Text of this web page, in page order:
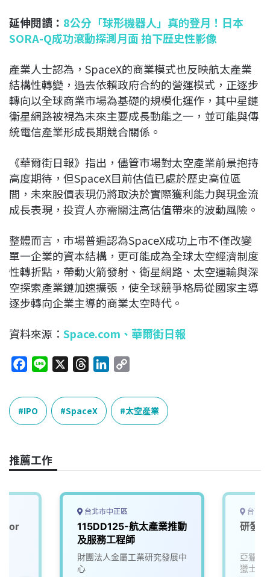
延伸閱讀： 8公分「球形機器人」真的登月！日本
SORA-Q成功滾動探測月面 拍下歷史性影像
產業人士認為，SpaceX的商業模式也反映航太產業
結構性轉變，過去依賴政府合約的營運模式，正逐步
轉向以全球商業市場為基礎的規模化運作，其中星鏈
衛星網路被視為未來主要成長動能之一，並可能與傳
統電信產業形成長期競合關係。
《華爾街日報》指出，儘管市場對太空產業前景抱持
高度期待，但SpaceX目前估值已處於歷史高位區
間，未來股價表現仍將取決於實際獲利能力與現金流
成長表現，投資人亦需關注高估值帶來的波動風險。
整體而言，市場普遍認為SpaceX成功上市不僅改變
單一企業的資本結構，更可能成為全球太空經濟制度
性轉折點，帶動火箭發射、衛星網路、太空運輸與深
空探索產業鏈加速擴張，使全球競爭格局從國家主導
逐步轉向企業主導的商業太空時代。
資料來源： Space.com 、 華爾街日報
c
e
b
o
k
e
r
e
a
k
n
p
y
L
k
IPO SpaceX 太空產業
推薦工作
台北市中正區
115DD125-航太產業推動
及服務工程師
財團法人金屬工業研究發展中
心
台南
研發
亞獵士
獵士航